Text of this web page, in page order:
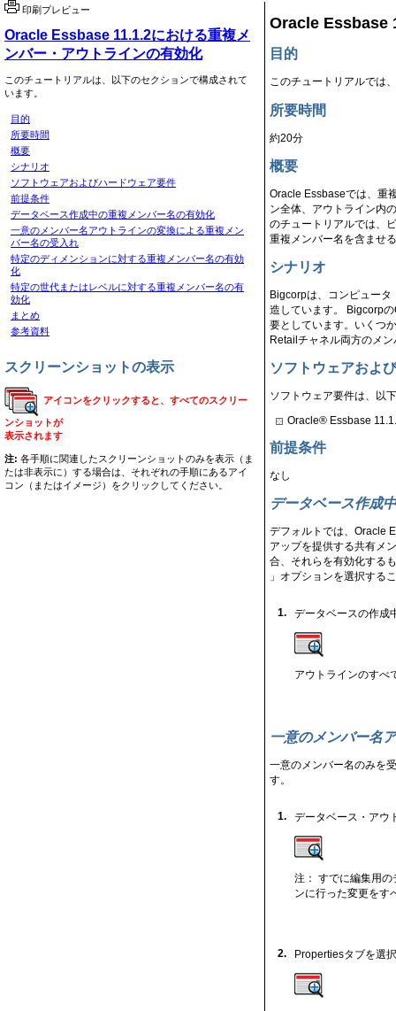
印刷プレビュー
Oracle Essbase 11.1.2における重複メ
ンバー・アウトラインの有効化
このチュートリアルは、以下のセクションで構成されて
います。
目的
所要時間
概要
シナリオ
ソフトウェアおよびハードウェア要件
前提条件
データベース作成中の重複メンバー名の有効化
一意のメンバー名アウトラインの変換による重複メン
バー名の受入れ
特定のディメンションに対する重複メンバー名の有効
化
特定の世代またはレベルに対する重複メンバー名の有
効化
まとめ
参考資料
スクリーンショットの表示
アイコンをクリックすると、すべてのスクリー
ンショットが
表示されます
注: 各手順に関連したスクリーンショットのみを表示（ま
たは非表示に）する場合は、それぞれの手順にあるアイ
コン（またはイメージ）をクリックしてください。
Oracle Essbase
目的
このチュートリアルでは
所要時間
約20分
概要
Oracle Essbaseでは、重
ン全体、アウトライン内
のチュートリアルでは、
重複メンバー名を含ませ
シナリオ
Bigcorpは、コンピュー
造しています。 Bigcorp
要としています。いくつ
Retailチャネル両方のメ
ソフトウェアおよ
ソフトウェア要件は、以
Oracle® Essbase
前提条件
なし
データベース作成
デフォルトでは、Oracle
アップを提供する共有メ
合、それらを有効化する
」オプションを選択する
1. データベースの作成
アウトラインのすべ
一意のメンバー名
一意のメンバー名のみを
す。
1. データベース・アウ
注： すでに編集用
ンに行った変更をす
2. Propertiesタブを選